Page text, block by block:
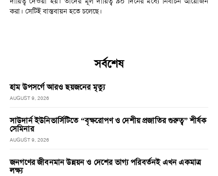
করা। সেটিই বাস্তবায়ন হতে চলেছে।
সর্বশেষ
হাম উপসর্গে আরও ছয়জনের মৃত্যু
AUGUST 9, 2026
সাউদার্ন ইউনিভার্সিটিতে “বৃক্ষরোপণ ও দেশীয় প্রজাতির গুরুত্ব” শীর্ষক
সেমিনার
AUGUST 9, 2026
জনগণের জীবনমান উন্নয়ন ও দেশের ভাগ্য পরিবর্তনই এখন একমাত্র
লক্ষ্য